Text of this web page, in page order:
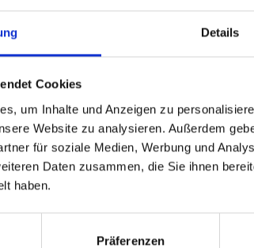
Details
Cookies
um Inhalte und Anzeigen zu
Website zu analysieren. Außerdem
für soziale Medien, Werbung und
Daten zusammen, die Sie ihnen
haben.
Präferenzen
V. Herbst
★ H S % M M+ M- MW%
0 0 0 - 0 0 0 -
-